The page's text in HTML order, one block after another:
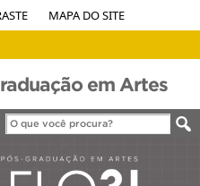
MAPA DO SITE
em Artes